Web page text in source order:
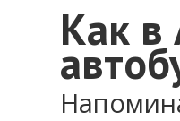
Как в